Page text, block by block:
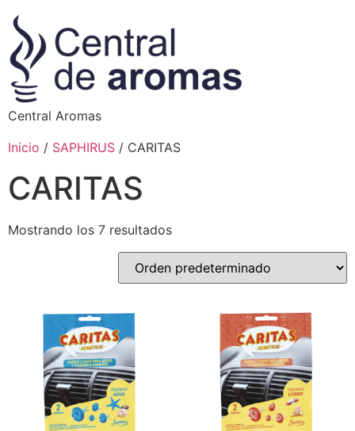
Central Aromas
Inicio / SAPHIRUS / CARITAS
CARITAS
Mostrando los 7 resultados